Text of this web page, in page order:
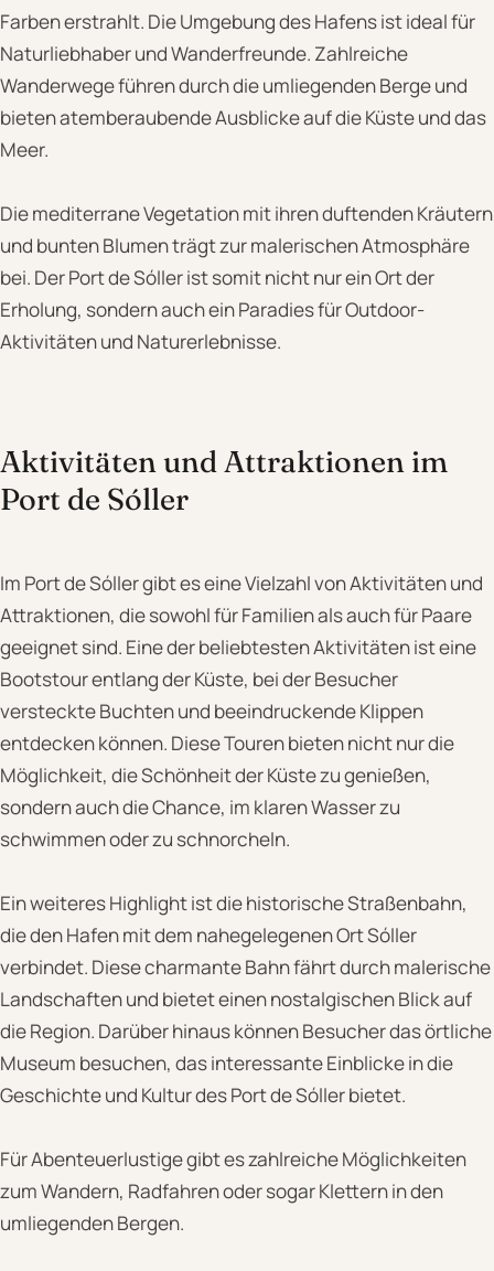
Farben erstrahlt. Die Umgebung des Hafens ist ideal für
Naturliebhaber und Wanderfreunde. Zahlreiche
Wanderwege führen durch die umliegenden Berge und
bieten atemberaubende Ausblicke auf die Küste und das
Meer.
Die mediterrane Vegetation mit ihren duftenden Kräutern
und bunten Blumen trägt zur malerischen Atmosphäre
bei. Der Port de Sóller ist somit nicht nur ein Ort der
Erholung, sondern auch ein Paradies für Outdoor-
Aktivitäten und Naturerlebnisse.
Aktivitäten und Attraktionen im
Port de Sóller
Im Port de Sóller gibt es eine Vielzahl von Aktivitäten und
Attraktionen, die sowohl für Familien als auch für Paare
geeignet sind. Eine der beliebtesten Aktivitäten ist eine
Bootstour entlang der Küste, bei der Besucher
versteckte Buchten und beeindruckende Klippen
entdecken können. Diese Touren bieten nicht nur die
Möglichkeit, die Schönheit der Küste zu genießen,
sondern auch die Chance, im klaren Wasser zu
schwimmen oder zu schnorcheln.
Ein weiteres Highlight ist die historische Straßenbahn,
die den Hafen mit dem nahegelegenen Ort Sóller
verbindet. Diese charmante Bahn fährt durch malerische
Landschaften und bietet einen nostalgischen Blick auf
die Region. Darüber hinaus können Besucher das örtliche
Museum besuchen, das interessante Einblicke in die
Geschichte und Kultur des Port de Sóller bietet.
Für Abenteuerlustige gibt es zahlreiche Möglichkeiten
zum Wandern, Radfahren oder sogar Klettern in den
umliegenden Bergen.